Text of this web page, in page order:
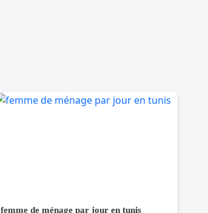
femme de ménage par jour en tunis